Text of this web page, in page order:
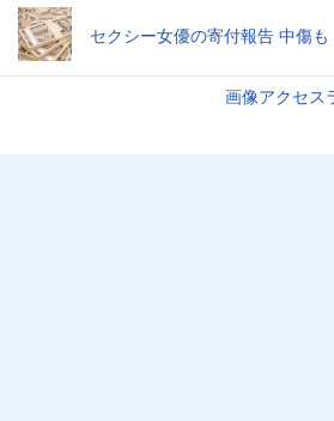
セクシー女優の寄付報告 中傷も
画像アクセス